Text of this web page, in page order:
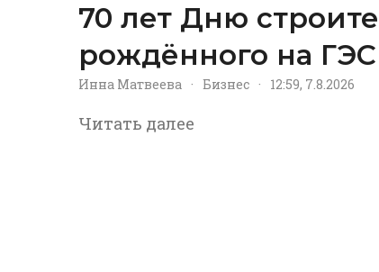
70 лет Дню
рождённого на ГЭС
Инна Матвеева · Бизнес · 12:59, 7.8.2026
Читать далее